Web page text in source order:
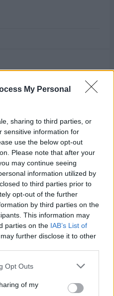
My Personal
sharing to third parties, or
sensitive information for
use the below opt-out
Please note that after your
may continue seeing
information utilized by
to third parties prior to
opt-out of the further
by third parties on the
This information may
parties on the IAB’s List of
further disclose it to other
uses one or more Google
behaviour. You may click to
Opt Outs
of my